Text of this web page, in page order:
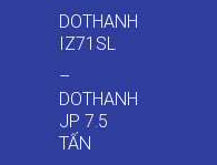
DOTHANH
IZ71SL
–
DOTHANH
JP 7.5
TẤN